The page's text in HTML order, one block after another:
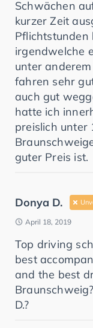
Schwächen
kurzer Zeit
Pflichtstunden
irgendwelche
unter
fahren sehr
auch gut
hatte ich
preislich unter
guter Preis ist.
Donya D.
April 18, 2019
Top driving
best
and the best
D.?